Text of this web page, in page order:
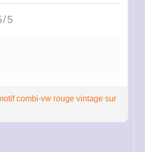
5
combi-vw rouge vintage sur